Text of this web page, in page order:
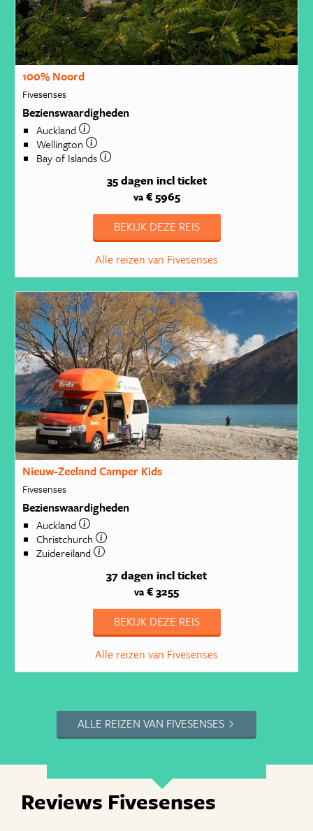
100% Noord
Fivesenses
Bezienswaardigheden
Auckland
Wellington
Bay of Islands
35 dagen incl ticket
va€ 5965
BEKIJK DEZE REIS
Alle reizen van Fivesenses
Nieuw-Zeeland Camper Kids
Fivesenses
Bezienswaardigheden
Auckland
Christchurch
Zuidereiland
37 dagen incl ticket
va € 3255
BEKIJK DEZE REIS
Alle reizen van Fivesenses
ALLE REIZEN VAN FIVESENSES
Reviews Fivesenses